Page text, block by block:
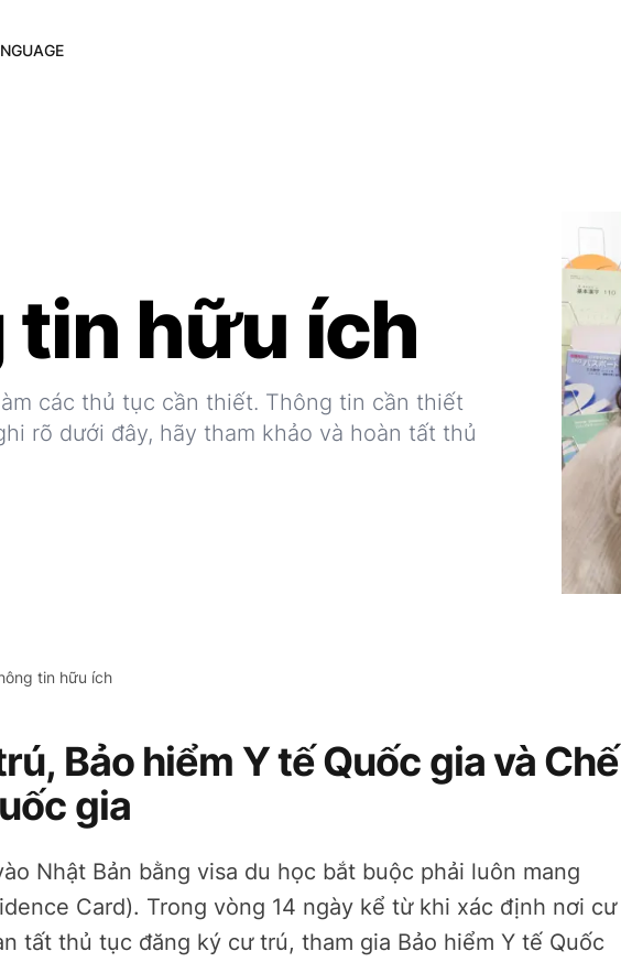
tin hữu ích
các thủ tục cần thiết. Thông tin cần thiết
rõ dưới đây, hãy tham khảo và hoàn tất thủ
tin hữu ích
Bảo hiểm Y tế Quốc gia và Chế
gia
Nhật Bản bằng visa du học bắt buộc phải luôn mang
Card). Trong vòng 14 ngày kể từ khi xác định nơi cư
tất thủ tục đăng ký cư trú, tham gia Bảo hiểm Y tế Quốc